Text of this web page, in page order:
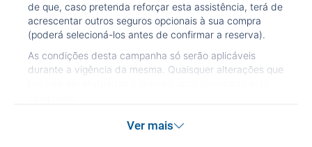
de que, caso pretenda reforçar esta assistência, terá de
acrescentar outros seguros opcionais à sua compra
(poderá selecioná-los antes de confirmar a reserva).
As condições desta campanha só serão aplicáveis
durante a vigência da mesma. Quaisquer alterações que
Ver mais